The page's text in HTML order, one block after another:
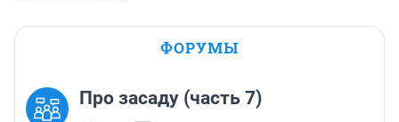
ФОРУМЫ
Про засаду (часть 7)